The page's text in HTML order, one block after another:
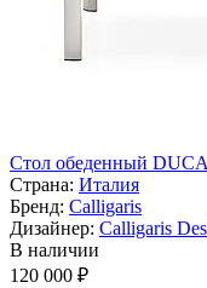
Cтол обеденный
Страна: Италия
Бренд: Calligaris
Дизайнер: Calligaris
В наличии
120 000 ₽